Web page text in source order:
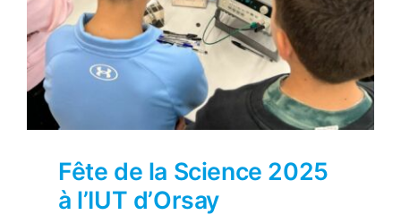
Fête de la Science 2025
à l’IUT d’Orsay